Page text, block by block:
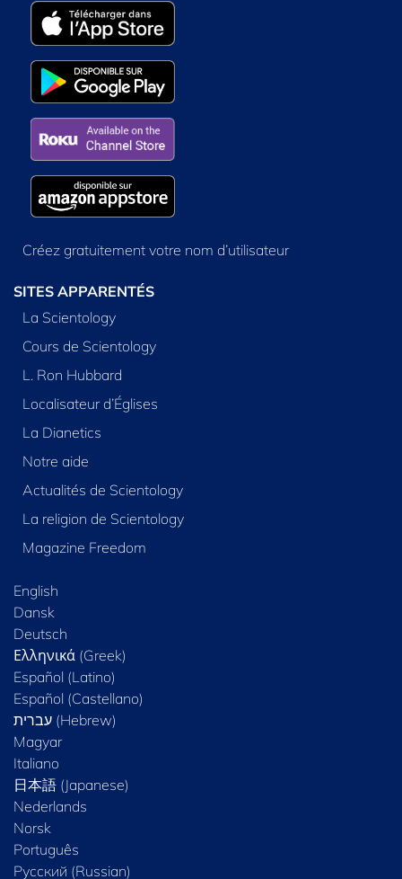
Créez gratuitement votre nom d’utilisateur
SITES APPARENTÉS
La Scientology
Cours de Scientology
L. Ron Hubbard
Localisateur d’Églises
La Dianetics
Notre aide
Actualités de Scientology
La religion de Scientology
Magazine Freedom
English
Dansk
Deutsch
Ελληνικά (Greek)
Español (Latino)
Español (Castellano)
Magyar
Italiano
日本語 (Japanese)
Nederlands
Norsk
Português
Русский (Russian)